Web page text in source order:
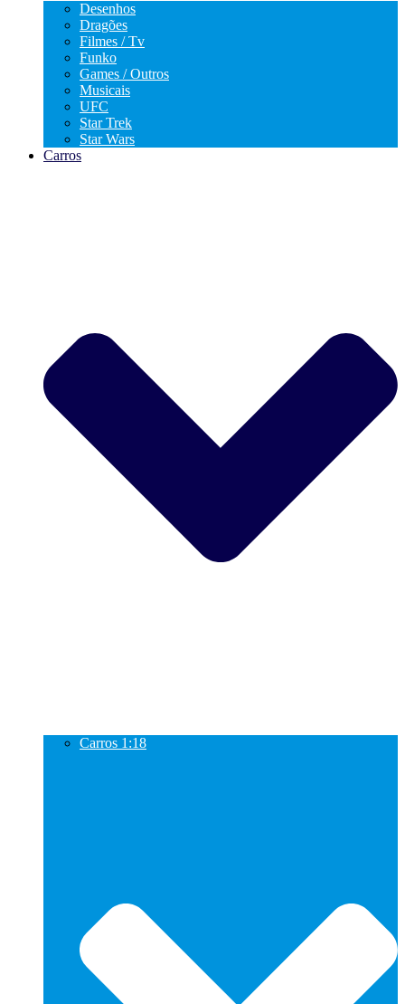
Desenhos
Dragões
Filmes / Tv
Funko
Games / Outros
Musicais
UFC
Star Trek
Star Wars
Carros
Carros 1:18